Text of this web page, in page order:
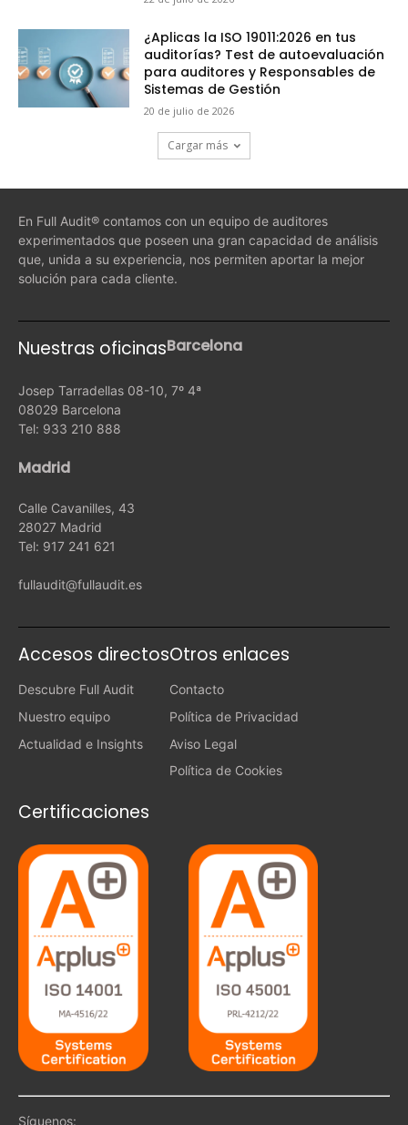
¿Aplicas la ISO 19011:2026 en tus
auditorías? Test de autoevaluación
para auditores y Responsables de
Sistemas de Gestión
20 de julio de 2026
Cargar más
En Full Audit® contamos con un equipo de auditores
experimentados que poseen una gran capacidad de análisis
que, unida a su experiencia, nos permiten aportar la mejor
solución para cada cliente.
Nuestras oficinasBarcelona
Josep Tarradellas 08-10, 7º 4ª
08029 Barcelona
Tel: 933 210 888
Madrid
Calle Cavanilles, 43
28027 Madrid
Tel: 917 241 621
fullaudit@fullaudit.es
Accesos directos
Descubre Full Audit
Nuestro equipo
Actualidad e Insights
Otros enlaces
Contacto
Política de Privacidad
Aviso Legal
Política de Cookies
Certificaciones
Síguenos: